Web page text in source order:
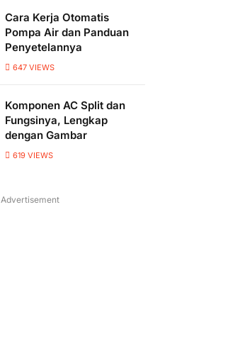
Cara Kerja Otomatis
Pompa Air dan Panduan
Penyetelannya
647 VIEWS
Komponen AC Split dan
Fungsinya, Lengkap
dengan Gambar
619 VIEWS
Advertisement